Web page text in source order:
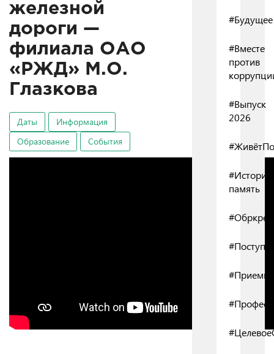
железной
дороги —
филиала ОАО
«РЖД» М.О.
Глазкова
Даты
Информация
Образование
События
#Будущее
#Вместе
против
#Выпуск
2026
память